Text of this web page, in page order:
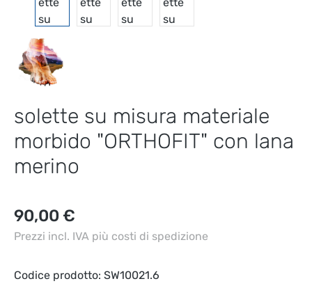
solette su misura materiale
morbido "ORTHOFIT" con lana
merino
Prezzo normale:
90,00 €
Prezzi incl. IVA più costi di spedizione
Codice prodotto: SW10021.6